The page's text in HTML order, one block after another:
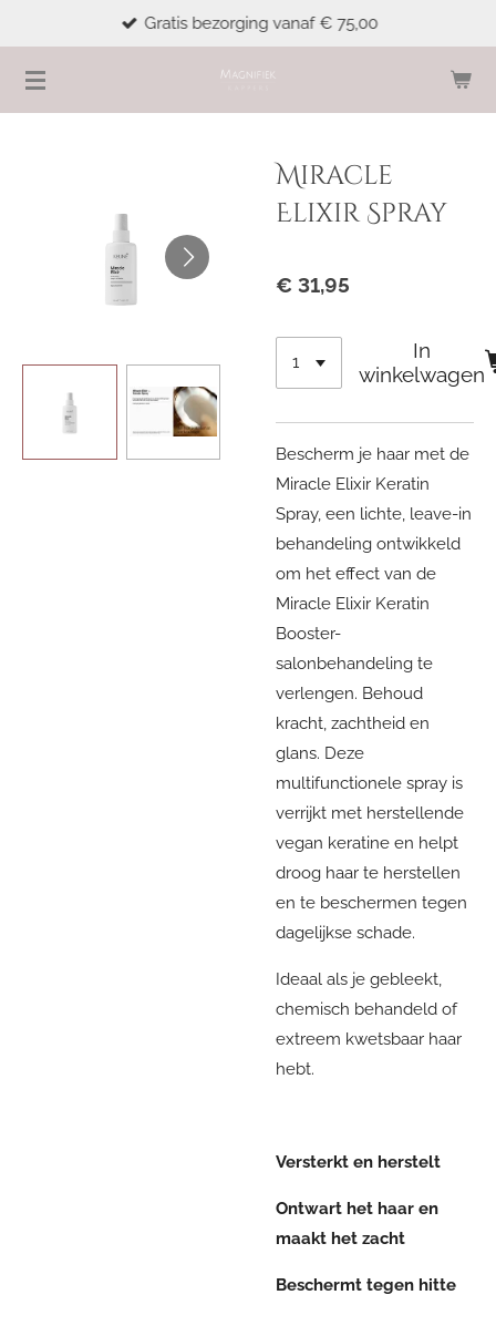
naar
de
Gratis bezorging vanaf € 75,00
Miracle
Elixir Spray
€ 31,95
In
winkelwagen
Bescherm je haar met de
Miracle Elixir Keratin
Spray, een lichte, leave-in
behandeling ontwikkeld
om het effect van de
Miracle Elixir Keratin
Booster-
salonbehandeling te
verlengen. Behoud
kracht, zachtheid en
glans. Deze
multifunctionele spray is
verrijkt met herstellende
vegan keratine en helpt
droog haar te herstellen
en te beschermen tegen
dagelijkse schade.
Ideaal als je gebleekt,
chemisch behandeld of
extreem kwetsbaar haar
hebt.
Versterkt en herstelt
Ontwart het haar en
maakt het zacht
Beschermt tegen hitte